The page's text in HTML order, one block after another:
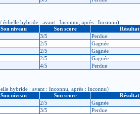
hybride : avant : Inconnu, après : Inconnu)
Son niveau Son score Résultat
3/5 Perdue
2/5 Gagnée
2/5 Gagnée
2/5 Gagnée
4/5 Perdue
hybride : avant : Inconnu, après : Inconnu)
Son niveau Son score Résultat
2/5 Gagnée
3/5 Perdue